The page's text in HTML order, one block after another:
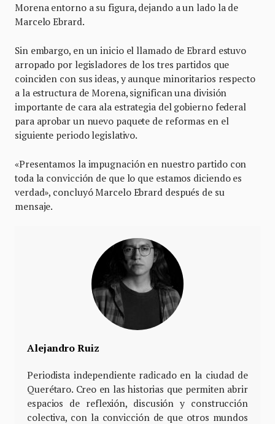
Morena entorno a su figura, dejando a un lado la de
Marcelo Ebrard.
Sin embargo, en un inicio el llamado de Ebrard estuvo
arropado por legisladores de los tres partidos que
coinciden con sus ideas, y aunque minoritarios respecto
a la estructura de Morena, significan una división
importante de cara ala estrategia del gobierno federal
para aprobar un nuevo paquete de reformas en el
siguiente periodo legislativo.
«Presentamos la impugnación en nuestro partido con
toda la convicción de que lo que estamos diciendo es
verdad», concluyó Marcelo Ebrard después de su
mensaje.
Alejandro Ruiz
Periodista independiente radicado en la ciudad de
Querétaro. Creo en las historias que permiten abrir
espacios de reflexión, discusión y construcción
colectiva, con la convicción de que otros mundos